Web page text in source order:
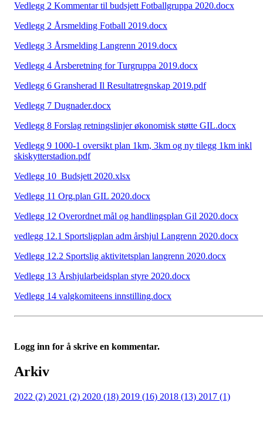
Vedlegg 2 Kommentar til budsjett Fotballgruppa 2020.docx
Vedlegg 2 Årsmelding Fotball 2019.docx
Vedlegg 3 Årsmelding Langrenn 2019.docx
Vedlegg 4 Årsberetning for Turgruppa 2019.docx
Vedlegg 6 Gransherad Il Resultatregnskap 2019.pdf
Vedlegg 7 Dugnader.docx
Vedlegg 8 Forslag retningslinjer økonomisk støtte GIL.docx
Vedlegg 9 1000-1 oversikt plan 1km, 3km og ny tilegg 1km inkl
skiskytterstadion.pdf
Vedlegg 10_Budsjett 2020.xlsx
Vedlegg 11 Org.plan GIL 2020.docx
Vedlegg 12 Overordnet mål og handlingsplan Gil 2020.docx
vedlegg 12.1 Sportsligplan adm årshjul Langrenn 2020.docx
Vedlegg 12.2 Sportslig aktivitetsplan langrenn 2020.docx
Vedlegg 13 Årshjularbeidsplan styre 2020.docx
Vedlegg 14 valgkomiteens innstilling.docx
Logg inn for å skrive en kommentar.
Arkiv
2022 (2) 2021 (2) 2020 (18) 2019 (16) 2018 (13) 2017 (1)